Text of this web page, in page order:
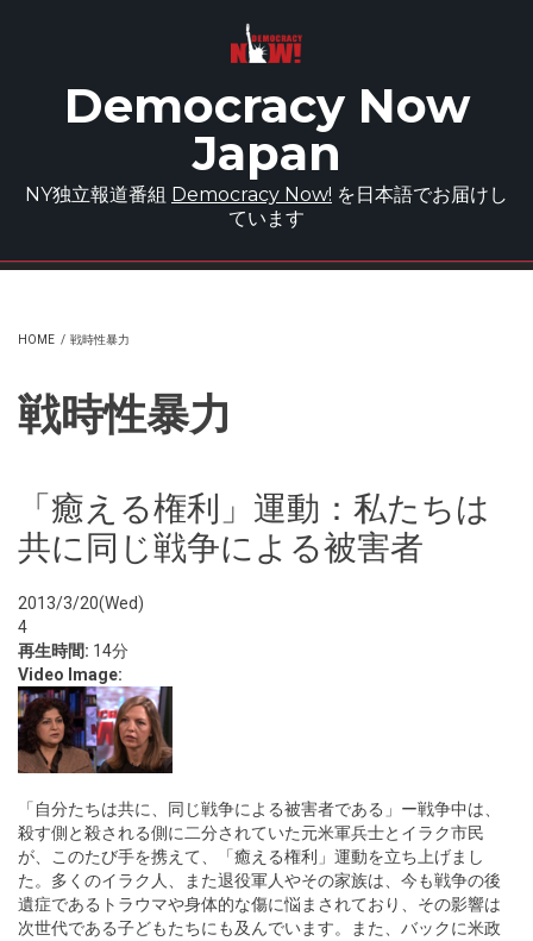
Democracy Now
Japan
NY独立報道番組 Democracy Now! を日本語でお届けし
ています
HOME / 戦時性暴力
戦時性暴力
「癒える権利」運動：私たちは
共に同じ戦争による被害者
2013/3/20(Wed)
4
再生時間: 14分
Video Image:
「自分たちは共に、同じ戦争による被害者である」ー戦争中は、
殺す側と殺される側に二分されていた元米軍兵士とイラク市民
が、このたび手を携えて、「癒える権利」運動を立ち上げまし
た。多くのイラク人、また退役軍人やその家族は、今も戦争の後
遺症であるトラウマや身体的な傷に悩まされており、その影響は
次世代である子どもたちにも及んでいます。また、バックに米政